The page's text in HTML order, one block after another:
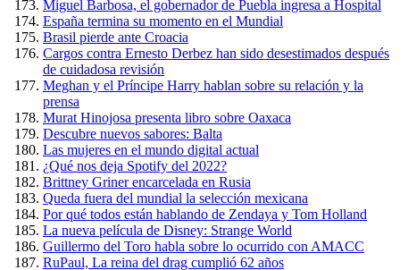
Miguel Barbosa, el gobernador de Puebla ingresa a Hospital
España termina su momento en el Mundial
Brasil pierde ante Croacia
Cargos contra Ernesto Derbez han sido desestimados después
de cuidadosa revisión
Meghan y el Príncipe Harry hablan sobre su relación y la
prensa
Murat Hinojosa presenta libro sobre Oaxaca
Descubre nuevos sabores: Balta
Las mujeres en el mundo digital actual
¿Qué nos deja Spotify del 2022?
Brittney Griner encarcelada en Rusia
Queda fuera del mundial la selección mexicana
Por qué todos están hablando de Zendaya y Tom Holland
La nueva película de Disney: Strange World
Guillermo del Toro habla sobre lo ocurrido con AMACC
RuPaul, La reina del drag cumplió 62 años